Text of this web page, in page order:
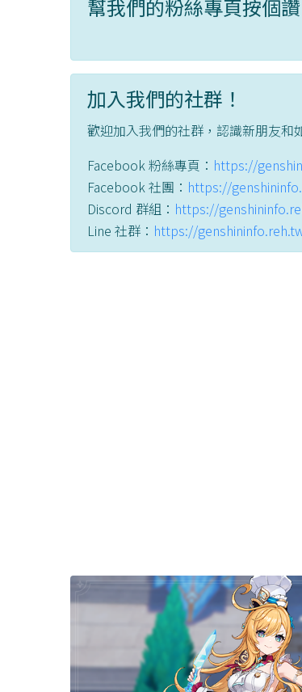
幫我們的粉絲專頁按個讚
加入我們的社群！
歡迎加入我們的社群，認識新朋友和
Facebook 粉絲專頁： https://
Facebook 社團： https://
Discord 群組： https://
Line 社群： https://